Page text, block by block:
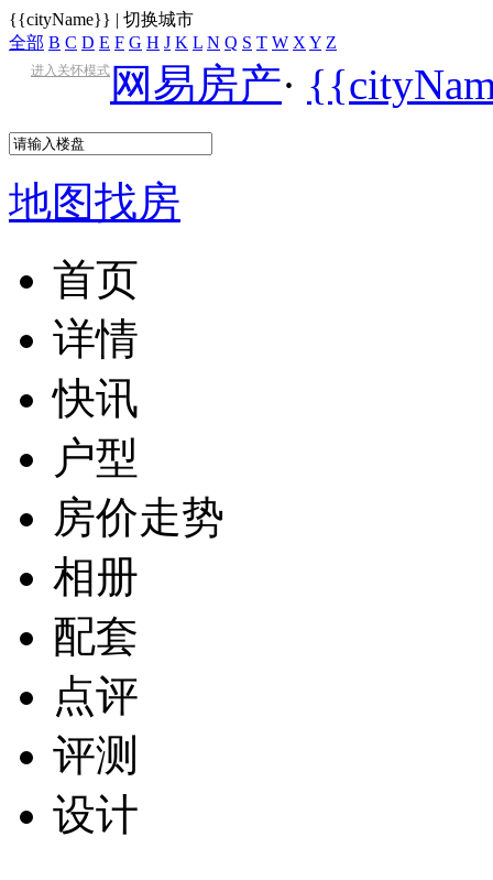
{{cityName}} | 切换城市
全部 B C D E F G H J K L N Q S T W X Y Z
进入关怀模式 网易房产·
地图找房
首页
详情
快讯
户型
房价走势
相册
配套
点评
评测
设计